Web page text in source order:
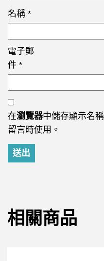
名稱 *
電子郵
件 *
在瀏覽器中儲存顯示名
留言時使用。
相關商品